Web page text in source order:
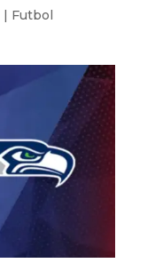
| Futbol